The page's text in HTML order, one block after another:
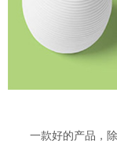
一款好的产品，除